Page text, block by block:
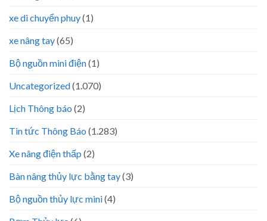
xe di chuyển phuy(1)
xe nâng tay(65)
Bộ nguồn mini điện(1)
Uncategorized(1.070)
Lịch Thông báo (2)
Tin tức Thông Báo (1.283)
Xe nâng điện thấp (2)
Bàn nâng thủy lực bằng tay(3)
Bộ nguồn thủy lực mini(4)